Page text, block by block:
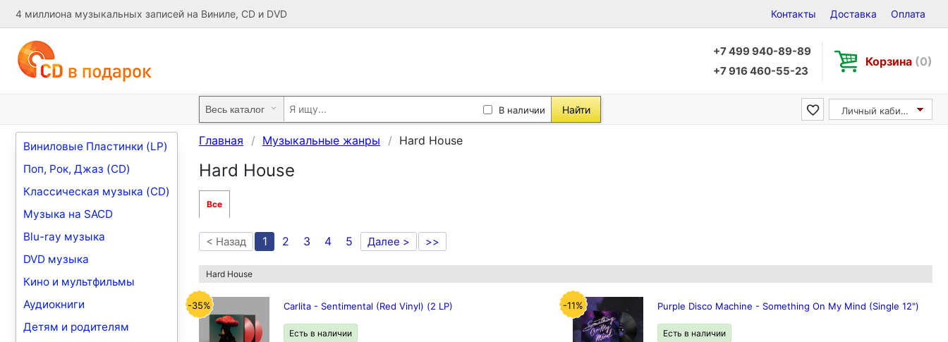
4 миллиона музыкальных записей на Виниле, CD и DVD Контакты Доставка Оплата
+7 499 940-89-89
+7 916 460-55-23
Корзина (0)
В наличии Найти Личный кабинет
Виниловые Пластинки (LP)
Поп, Рок, Джаз (CD)
Классическая музыка (CD)
Музыка на SACD
Blu-ray музыка
DVD музыка
Кино и мультфильмы
Аудиокниги
Детям и родителям
Главная Музыкальные жанры Hard House
Hard House
Все
< Назад 1 2 3 4 5 Далее > >>
Hard House
-35% Carlita - Sentimental (Red Vinyl) (2 LP)
Есть в наличии
-11% Purple Disco Machine - Something On My Mind (Single 12")
Есть в наличии